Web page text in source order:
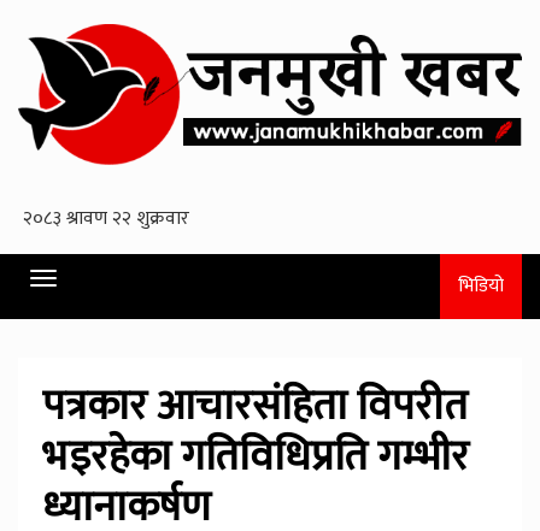
Toggle
navigation
भिडियो
पत्रकार आचारसंहिता विपरीत
भइरहेका गतिविधिप्रति गम्भीर
ध्यानाकर्षण